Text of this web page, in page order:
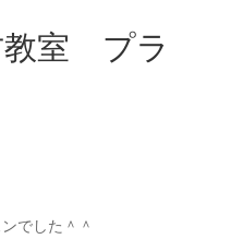
教室 プラ
でした＾＾